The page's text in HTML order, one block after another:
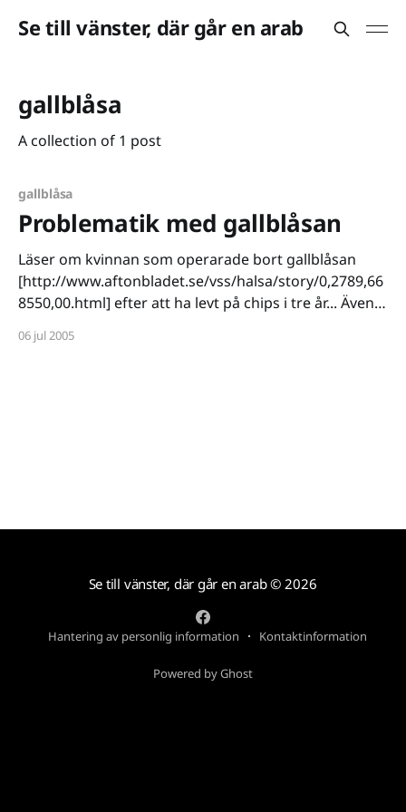
Se till vänster, där går en arab
gallblåsa
A collection of 1 post
gallblåsa
Problematik med gallblåsan
Läser om kvinnan som operarade bort gallblåsan
[http://www.aftonbladet.se/vss/halsa/story/0,2789,66
8550,00.html] efter att ha levt på chips i tre år... Även
dock inte riktigt. Det känns lite tråkigt. Jag kunde
06 jul 2005
Se till vänster, där går en arab© 2026
Hantering av personlig information Kontaktinformation
Powered by Ghost